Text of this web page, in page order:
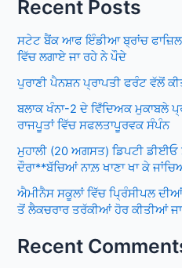
Recent Posts
ਸਟੇਟ ਬੈਂਕ ਆਫ ਇੰਡੀਆ ਬ੍ਰਾਂਚ
ਵਿੱਚ ਲਗਾਏ ਜਾ ਰਹੇ ਨੇ ਪੌਦੇ
ਪੁਰਾਣੀ ਪੈਨਸ਼ਨ ਪ੍ਰਾਪਤੀ ਫਰੰਟ ਵੱਲੋਂ
ਬਲਾਕ ਖੰਨਾ-2 ਦੇ ਵਿਁਦਿਅਕ ਮੁਕਾਬਲੇ
ਰਾਜਪੂਤਾਂ ਵਿੱਚ ਸਫਲਤਾਪੂਰਵਕ ਸੰਪੰਨ
ਮੁਹਾਲੀ (20 ਅਗਸਤ) ਡਿਪਟੀ
ਦੌਰਾ**ਬੱਚਿਆਂ ਨਾਲ਼ ਖਾਣਾ ਖਾ ਕੇ
ਐਮੀਨੈਸ ਸਕੂਲਾਂ ਵਿੱਚ ਪ੍ਰਿੰਸੀਪਲ
ਤੋਂ ਲੈਕਚਰਾਰ ਤਰੱਕੀਆਂ ਹੋਰ ਕੀਤੀਆਂ
Recent